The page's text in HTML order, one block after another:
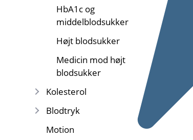
HbA1c og
middelblodsukker
Højt blodsukker
Medicin mod højt
blodsukker
Kolesterol
Blodtryk
Motion